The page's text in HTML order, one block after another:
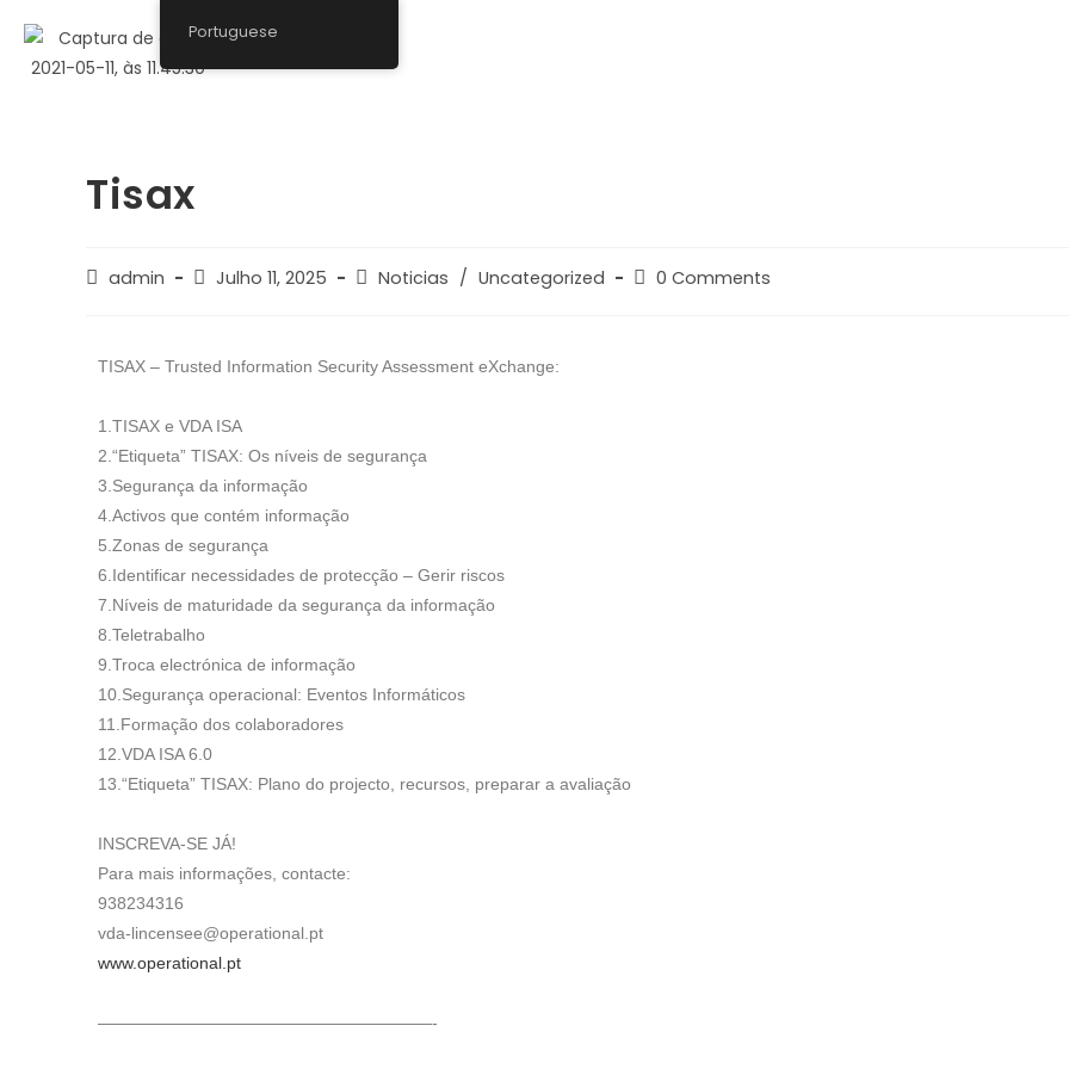
Tisax
admin Julho 11, 2025 Noticias / Uncategorized 0 Comments
TISAX – Trusted Information Security Assessment eXchange:
1.TISAX e VDA ISA
2.“Etiqueta” TISAX: Os níveis de segurança
3.Segurança da informação
4.Activos que contém informação
5.Zonas de segurança
6.Identificar necessidades de protecção – Gerir riscos
7.Níveis de maturidade da segurança da informação
8.Teletrabalho
9.Troca electrónica de informação
10.Segurança operacional: Eventos Informáticos
11.Formação dos colaboradores
12.VDA ISA 6.0
13.“Etiqueta” TISAX: Plano do projecto, recursos, preparar a avaliação
INSCREVA-SE JÁ!
Para mais informações, contacte:
938234316
vda-lincensee@operational.pt
www.operational.pt
————————————————————-
Portuguese